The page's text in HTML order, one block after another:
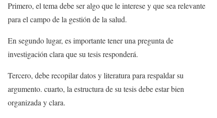
Primero, el tema debe ser algo que le interese y que sea relevante
para el campo de la gestión de la salud.
En segundo lugar, es importante tener una pregunta de
investigación clara que su tesis responderá.
Tercero, debe recopilar datos y literatura para respaldar su
argumento. cuarto, la estructura de su tesis debe estar bien
organizada y clara.